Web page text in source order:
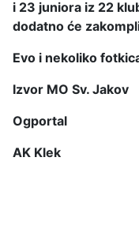
i 23 juniora iz 22
dodatno će
Evo i nekoliko
Izvor MO Sv. Jakov
Ogportal
AK Klek